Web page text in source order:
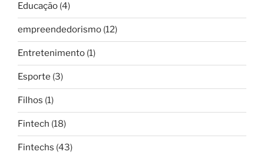
Educação (4)
empreendedorismo (12)
Entretenimento (1)
Esporte (3)
Filhos (1)
Fintech (18)
Fintechs (43)